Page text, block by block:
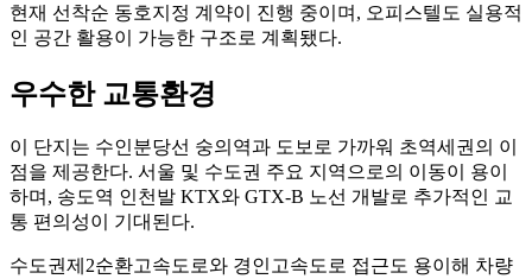
현재 선착순 동호지정 계약이 진행 중이며, 오피스텔도 실용적
인 공간 활용이 가능한 구조로 계획됐다.
우수한 교통환경
이 단지는 수인분당선 숭의역과 도보로 가까워 초역세권의 이
점을 제공한다. 서울 및 수도권 주요 지역으로의 이동이 용이
하며, 송도역 인천발 KTX와 GTX-B 노선 개발로 추가적인 교
통 편의성이 기대된다.
수도권제2순환고속도로와 경인고속도로 접근도 용이해 차량